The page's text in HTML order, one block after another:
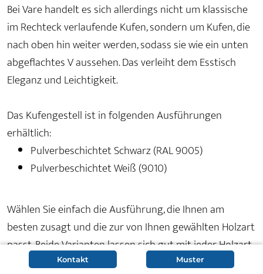
Bei Vare handelt es sich allerdings nicht um klassische
im Rechteck verlaufende Kufen, sondern um Kufen, die
nach oben hin weiter werden, sodass sie wie ein unten
abgeflachtes V aussehen. Das verleiht dem Esstisch
Eleganz und Leichtigkeit.
Das Kufengestell ist in folgenden Ausführungen
erhältlich:
Pulverbeschichtet Schwarz (RAL 9005)
Pulverbeschichtet Weiß (9010)
Wählen Sie einfach die Ausführung, die Ihnen am
besten zusagt und die zur von Ihnen gewählten Holzart
passt. Beide Varianten lassen sich gut mit jeder Holzart
kombinieren, auch wenn jedes Mal eine andere Wirkung
Kontakt Muster